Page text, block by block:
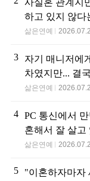
사실혼 관계지
하고 있지 않다
삶은연예
3
자기 매니저에
차였지만... 결
삶은연예
4 PC 통신에서
혼해서 잘 살고
삶은연예
5
"이혼하자마자